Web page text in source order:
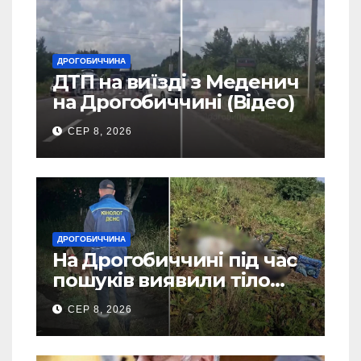
ДРОГОБИЧЧИНА
ДТП на виїзді з Меденич
на Дрогобиччині (Відео)
СЕР 8, 2026
ДРОГОБИЧЧИНА
На Дрогобиччині під час
пошуків виявили тіло
зниклого чоловіка (Фото)
СЕР 8, 2026